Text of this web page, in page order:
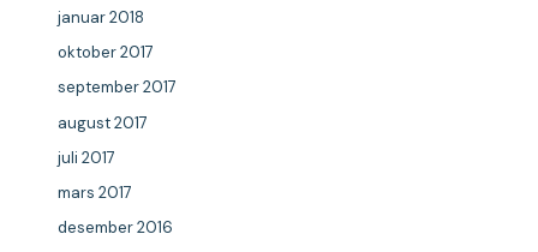
januar 2018
oktober 2017
september 2017
august 2017
juli 2017
mars 2017
desember 2016